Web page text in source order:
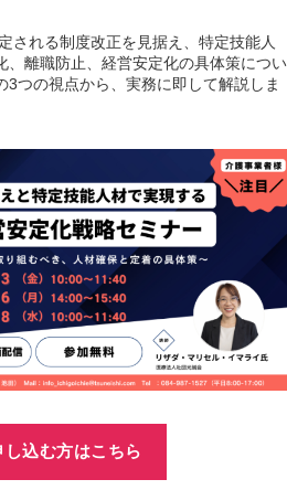
される制度改正を見据え、特定技能人
、離職防止、経営安定化の具体策につい
3つの視点から、実務に即して解説しま
し込む方はこちら